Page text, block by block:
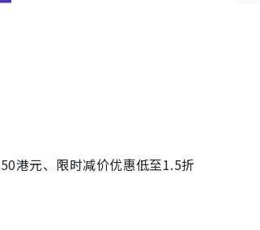
港元、限时减价优惠低至1.5折